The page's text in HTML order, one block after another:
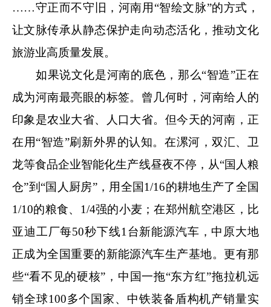
……守正而不守旧，河南用“智绘文脉”的方式，
让文脉传承从静态保护走向动态活化，推动文化
旅游业高质量发展。
如果说文化是河南的底色，那么“智造”正在
成为河南最亮眼的标签。曾几何时，河南给人的
印象是农业大省、人口大省。但今天的河南，正
在用“智造”刷新外界的认知。在漯河，双汇、卫
龙等食品企业智能化生产线昼夜不停，从“国人粮
仓”到“国人厨房”，用全国1/16的耕地生产了全国
1/10的粮食、1/4强的小麦；在郑州航空港区，比
亚迪工厂每50秒下线1台新能源汽车，中原大地
正成为全国重要的新能源汽车生产基地。更有那
些“看不见的硬核”，中国一拖“东方红”拖拉机远
销全球100多个国家、中铁装备盾构机产销量实